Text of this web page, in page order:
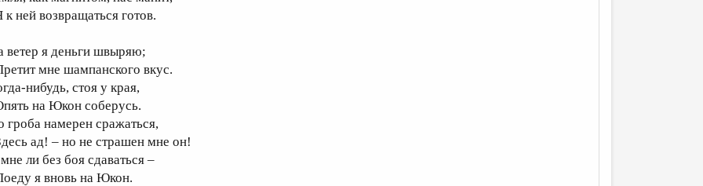
к ней возвращаться готов.
ветер я деньги швыряю;
мне шампанского вкус.
нибудь, стоя у края,
на Юкон соберусь.
гроба намерен сражаться,
ад! – но не страшен мне он!
ли без боя сдаваться –
я вновь на Юкон.